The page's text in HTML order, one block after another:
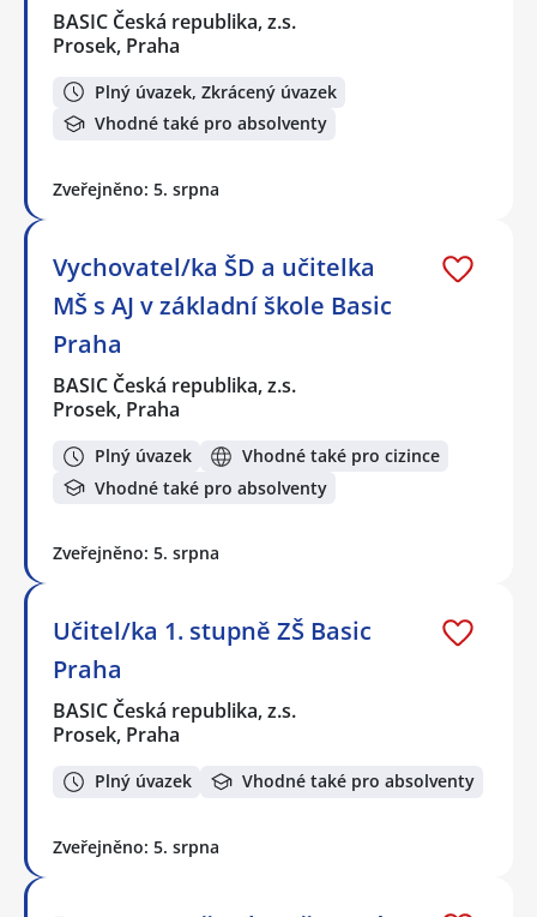
BASIC Česká republika, z.s.
Prosek, Praha
Plný úvazek, Zkrácený úvazek
Vhodné také pro absolventy
Zveřejněno: 5. srpna
Vychovatel/ka ŠD a učitelka
MŠ s AJ v základní škole Basic
Praha
BASIC Česká republika, z.s.
Prosek, Praha
Plný úvazek
Vhodné také pro cizince
Vhodné také pro absolventy
Zveřejněno: 5. srpna
Učitel/ka 1. stupně ZŠ Basic
Praha
BASIC Česká republika, z.s.
Prosek, Praha
Plný úvazek Vhodné také pro absolventy
Zveřejněno: 5. srpna